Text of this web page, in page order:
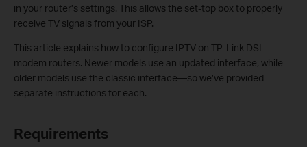
in your router’s settings. This allows the set-top box to properly
receive TV signals from your ISP.
This article explains how to configure IPTV on TP-Link DSL
modem routers. Newer models use an updated interface, while
older models use the classic interface—so we’ve provided
separate instructions for each.
Requirements